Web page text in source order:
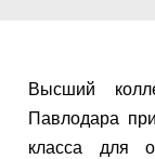
Высший
Павлодара
класса для